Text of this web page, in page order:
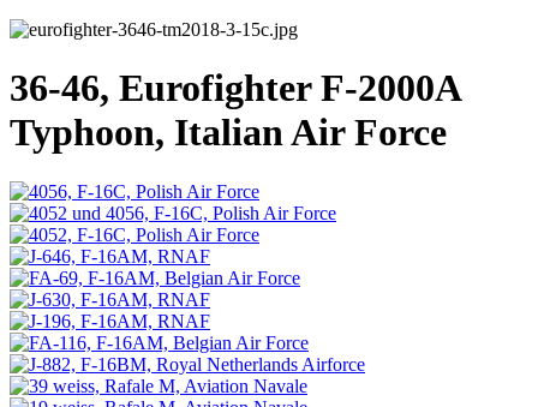
36-46, Eurofighter F-2000A
Typhoon, Italian Air Force